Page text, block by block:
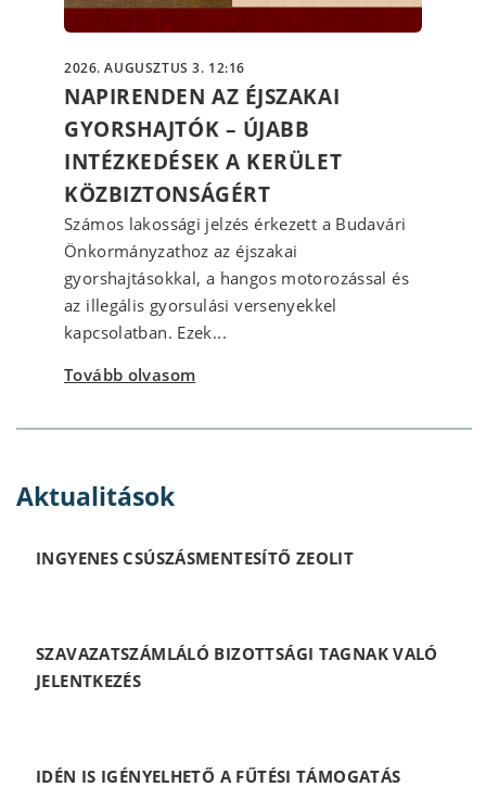
2026. AUGUSZTUS 3. 12:16
NAPIRENDEN AZ ÉJSZAKAI
GYORSHAJTÓK – ÚJABB
INTÉZKEDÉSEK A KERÜLET
KÖZBIZTONSÁGÉRT
Számos lakossági jelzés érkezett a Budavári
Önkormányzathoz az éjszakai
gyorshajtásokkal, a hangos motorozással és
az illegális gyorsulási versenyekkel
kapcsolatban. Ezek...
Tovább olvasom
Aktualitások
INGYENES CSÚSZÁSMENTESÍTŐ ZEOLIT
SZAVAZATSZÁMLÁLÓ BIZOTTSÁGI TAGNAK VALÓ
JELENTKEZÉS
IDÉN IS IGÉNYELHETŐ A FŰTÉSI TÁMOGATÁS